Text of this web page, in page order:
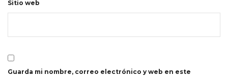
Sitio web
Guarda mi nombre, correo electrónico y web en este